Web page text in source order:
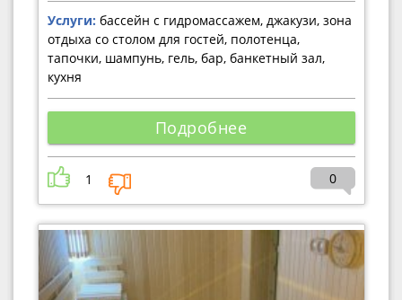
Услуги: бассейн с гидромассажем, джакузи, зона
отдыха со столом для гостей, полотенца,
тапочки, шампунь, гель, бар, банкетный зал,
кухня
Подробнее
1 0